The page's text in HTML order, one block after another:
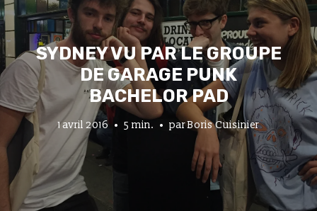
SYDNEY VU PAR LE GROUPE
DE GARAGE PUNK
BACHELOR PAD
1 avril 2016 5 min. parBoris Cuisinier